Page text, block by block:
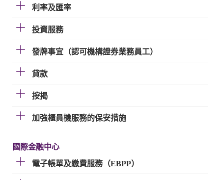
利率及匯率
投資服務
發牌事宜（認可機構證券業務員工）
貸款
按揭
加強櫃員機服務的保安措施
國際金融中心
電子帳單及繳費服務（EBPP）